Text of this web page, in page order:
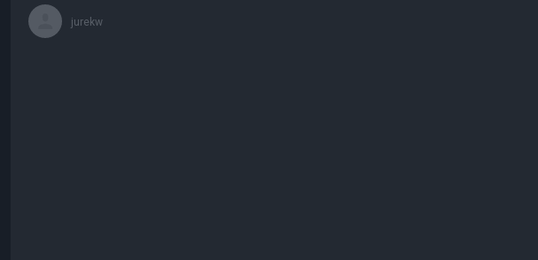
jurekw